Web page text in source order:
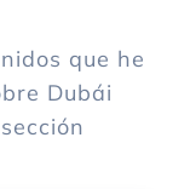
que he
Dubái